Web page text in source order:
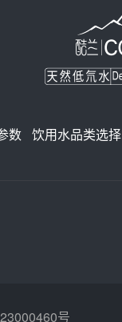
数 饮用水品类选择
号